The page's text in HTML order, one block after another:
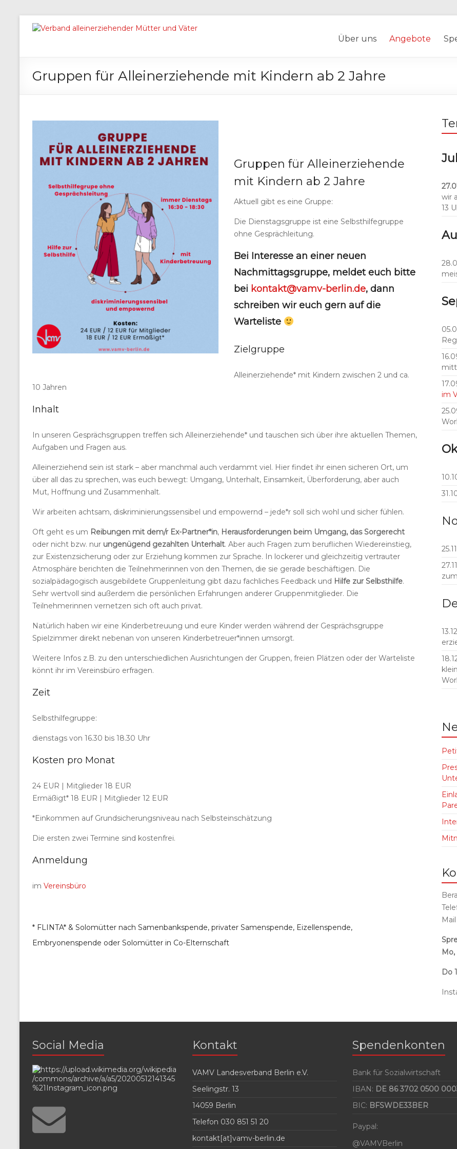
Über uns Angebote
Gruppen für Alleinerziehende mit Kindern ab 2 Jahre
Gruppen für Alleinerziehende
mit Kindern ab 2 Jahre
Aktuell gibt es eine Gruppe:
Die Dienstagsgruppe ist eine Selbsthilfegruppe
ohne Gesprächleitung.
Bei Interesse an einer neuen
Nachmittagsgruppe, meldet euch bitte
bei kontakt@vamv-berlin.de, dann
schreiben wir euch gern auf die
Warteliste
Zielgruppe
Alleinerziehende* mit Kindern zwischen 2 und ca.
10 Jahren
Inhalt
In unseren Gesprächsgruppen treffen sich Alleinerziehende* und tauschen sich über ihre aktuellen Themen,
Aufgaben und Fragen aus.
Alleinerziehend sein ist stark – aber manchmal auch verdammt viel. Hier findet ihr einen sicheren Ort, um
über all das zu sprechen, was euch bewegt: Umgang, Unterhalt, Einsamkeit, Überforderung, aber auch
Mut, Hoffnung und Zusammenhalt.
Wir arbeiten achtsam, diskriminierungssensibel und empowernd – jede*r soll sich wohl und sicher fühlen.
Oft geht es um Reibungen mit dem/r Ex-Partner*in, Herausforderungen beim Umgang, das Sorgerecht
oder nicht bzw. nur ungenügend gezahlten Unterhalt. Aber auch Fragen zum beruflichen Wiedereinstieg,
zur Existenzsicherung oder zur Erziehung kommen zur Sprache. In lockerer und gleichzeitig vertrauter
Atmosphäre berichten die Teilnehmerinnen von den Themen, die sie gerade beschäftigen. Die
sozialpädagogisch ausgebildete Gruppenleitung gibt dazu fachliches Feedback und Hilfe zur Selbsthilfe.
Sehr wertvoll sind außerdem die persönlichen Erfahrungen anderer Gruppenmitglieder. Die
Teilnehmerinnen vernetzen sich oft auch privat.
Natürlich haben wir eine Kinderbetreuung und eure Kinder werden während der Gesprächsgruppe
Spielzimmer direkt nebenan von unseren Kinderbetreuer*innen umsorgt.
Weitere Infos z.B. zu den unterschiedlichen Ausrichtungen der Gruppen, freien Plätzen oder der Warteliste
könnt ihr im Vereinsbüro erfragen.
Zeit
Selbsthilfegruppe:
dienstags von 16.30 bis 18.30 Uhr
Kosten pro Monat
24 EUR | Mitglieder 18 EUR
Ermäßigt* 18 EUR | Mitglieder 12 EUR
*Einkommen auf Grundsicherungsniveau nach Selbsteinschätzung
Die ersten zwei Termine sind kostenfrei.
Anmeldung
im Vereinsbüro
* FLINTA* & Solomütter nach Samenbankspende, privater Samenspende, Eizellenspende,
Embryonenspende oder Solomütter in Co-Elternschaft
wir
13
im
Do
Social Media Kontakt
VAMV Landesverband Berlin e.V.
Seelingstr. 13
14059 Berlin
Telefon 030 851 51 20
kontakt[at]vamv-berlin.de
Spendenkonten
Bank für Sozialwirtschaft
IBAN: DE 86 3702 0500
BIC: BFSWDE33BER
Paypal:
@VAMVBerlin